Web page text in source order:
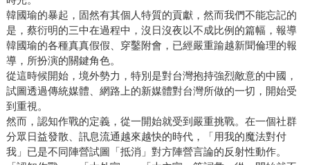
韓國瑜的暴起，固然有其個人特質的貢獻，然而我們不能忘記的
是，蔡衍明的三中在過程中，沒日沒夜以不成比例的篇幅，報導
韓國瑜的各種真真假假、穿鑿附會，已經嚴重踰越新聞倫理的報
導，所扮演的關鍵角色。
從這時候開始，境外勢力，特別是對台灣抱持強烈敵意的中國，
試圖透過傳統媒體、網路上的新媒體對台灣所做的一切，開始受
到重視。
然而，認知作戰的定義，從一開始就受到嚴重挑戰。在一個社群
分眾日益發散、訊息流通越來越快的時代，「用我的魔法對付
我」已是不同陣營試圖「抵消」對方陣營言論的反射性動作。